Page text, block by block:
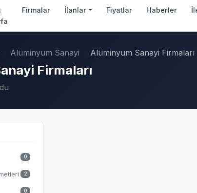
Firmalar İlanlar Fiyatlar Haberler
Alüminyum Sanayi Alüminyum Sanayi Firmaları
Firmaları
0
2
0